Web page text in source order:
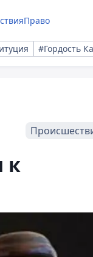
Право
#Гордость
к